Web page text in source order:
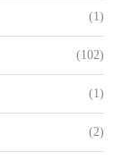
(1)
(102)
(1)
(2)